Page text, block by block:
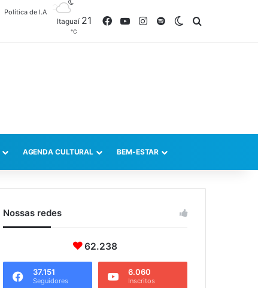
Política de I.A
Itaguaí 21
℃
FacebookYouTubeInstagram
SpotifySwitch skin
AGENDA CULTURAL BEM-ESTAR
Nossas redes
62.238
37.151
Seguidores
6.060
Inscritos